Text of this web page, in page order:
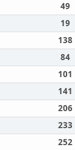
49
19
138
84
101
141
206
233
252